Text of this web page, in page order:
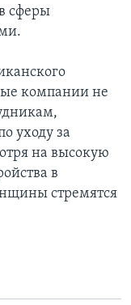
сферы
компании не
уходу за
на высокую
в
стремятся